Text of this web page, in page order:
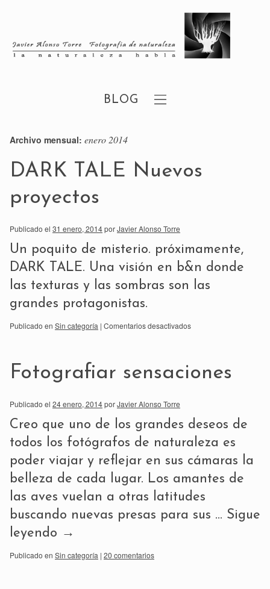
BLOG
Archivo mensual: enero 2014
DARK TALE Nuevos
proyectos
Publicado el 31 enero, 2014porJavier Alonso Torre
Un poquito de misterio. próximamente,
DARK TALE. Una visión en b&n donde
las texturas y las sombras son las
grandes protagonistas.
Publicado en Sin categoría | Comentarios desactivados
Fotografiar sensaciones
Publicado el 24 enero, 2014porJavier Alonso Torre
Creo que uno de los grandes deseos de
todos los fotógrafos de naturaleza es
poder viajar y reflejar en sus cámaras la
belleza de cada lugar. Los amantes de
las aves vuelan a otras latitudes
buscando nuevas presas para sus … Sigue
leyendo →
Publicado en Sin categoría | 20 comentarios